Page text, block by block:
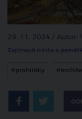
29. 11. 2024 / Autor:
Zajímavá místa a
#prohlídky